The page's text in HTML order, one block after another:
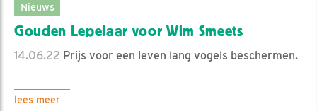
Nieuws
Gouden Lepelaar voor Wim Smeets
14.06.22 Prijs voor een leven lang vogels beschermen.
lees meer